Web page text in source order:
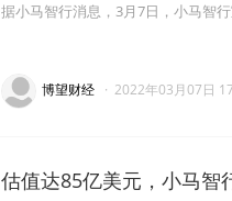
据小马智行消息，3月7日，小马智
博望财经 · 2022年03月07日
估值达85亿美元，小马智